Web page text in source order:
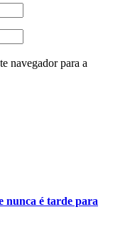
navegador para a
nunca é tarde para